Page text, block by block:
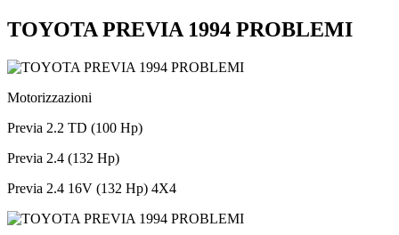
TOYOTA PREVIA 1994 PROBLEMI
Motorizzazioni
Previa 2.2 TD (100 Hp)
Previa 2.4 (132 Hp)
Previa 2.4 16V (132 Hp) 4X4